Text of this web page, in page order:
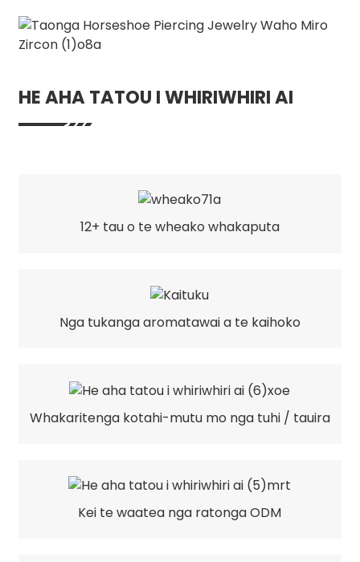
HE AHA TATOU I WHIRIWHIRI AI
12+ tau o te wheako whakaputa
Nga tukanga aromatawai a te kaihoko
Whakaritenga kotahi-mutu mo nga tuhi / tauira
Kei te waatea nga ratonga ODM